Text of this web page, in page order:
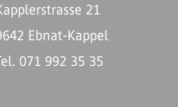
21
Ebnat-Kappel
071 992 35 35